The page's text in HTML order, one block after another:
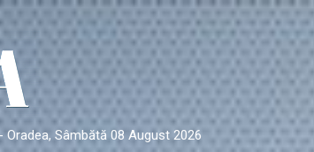
Sâmbătă 08 August 2026